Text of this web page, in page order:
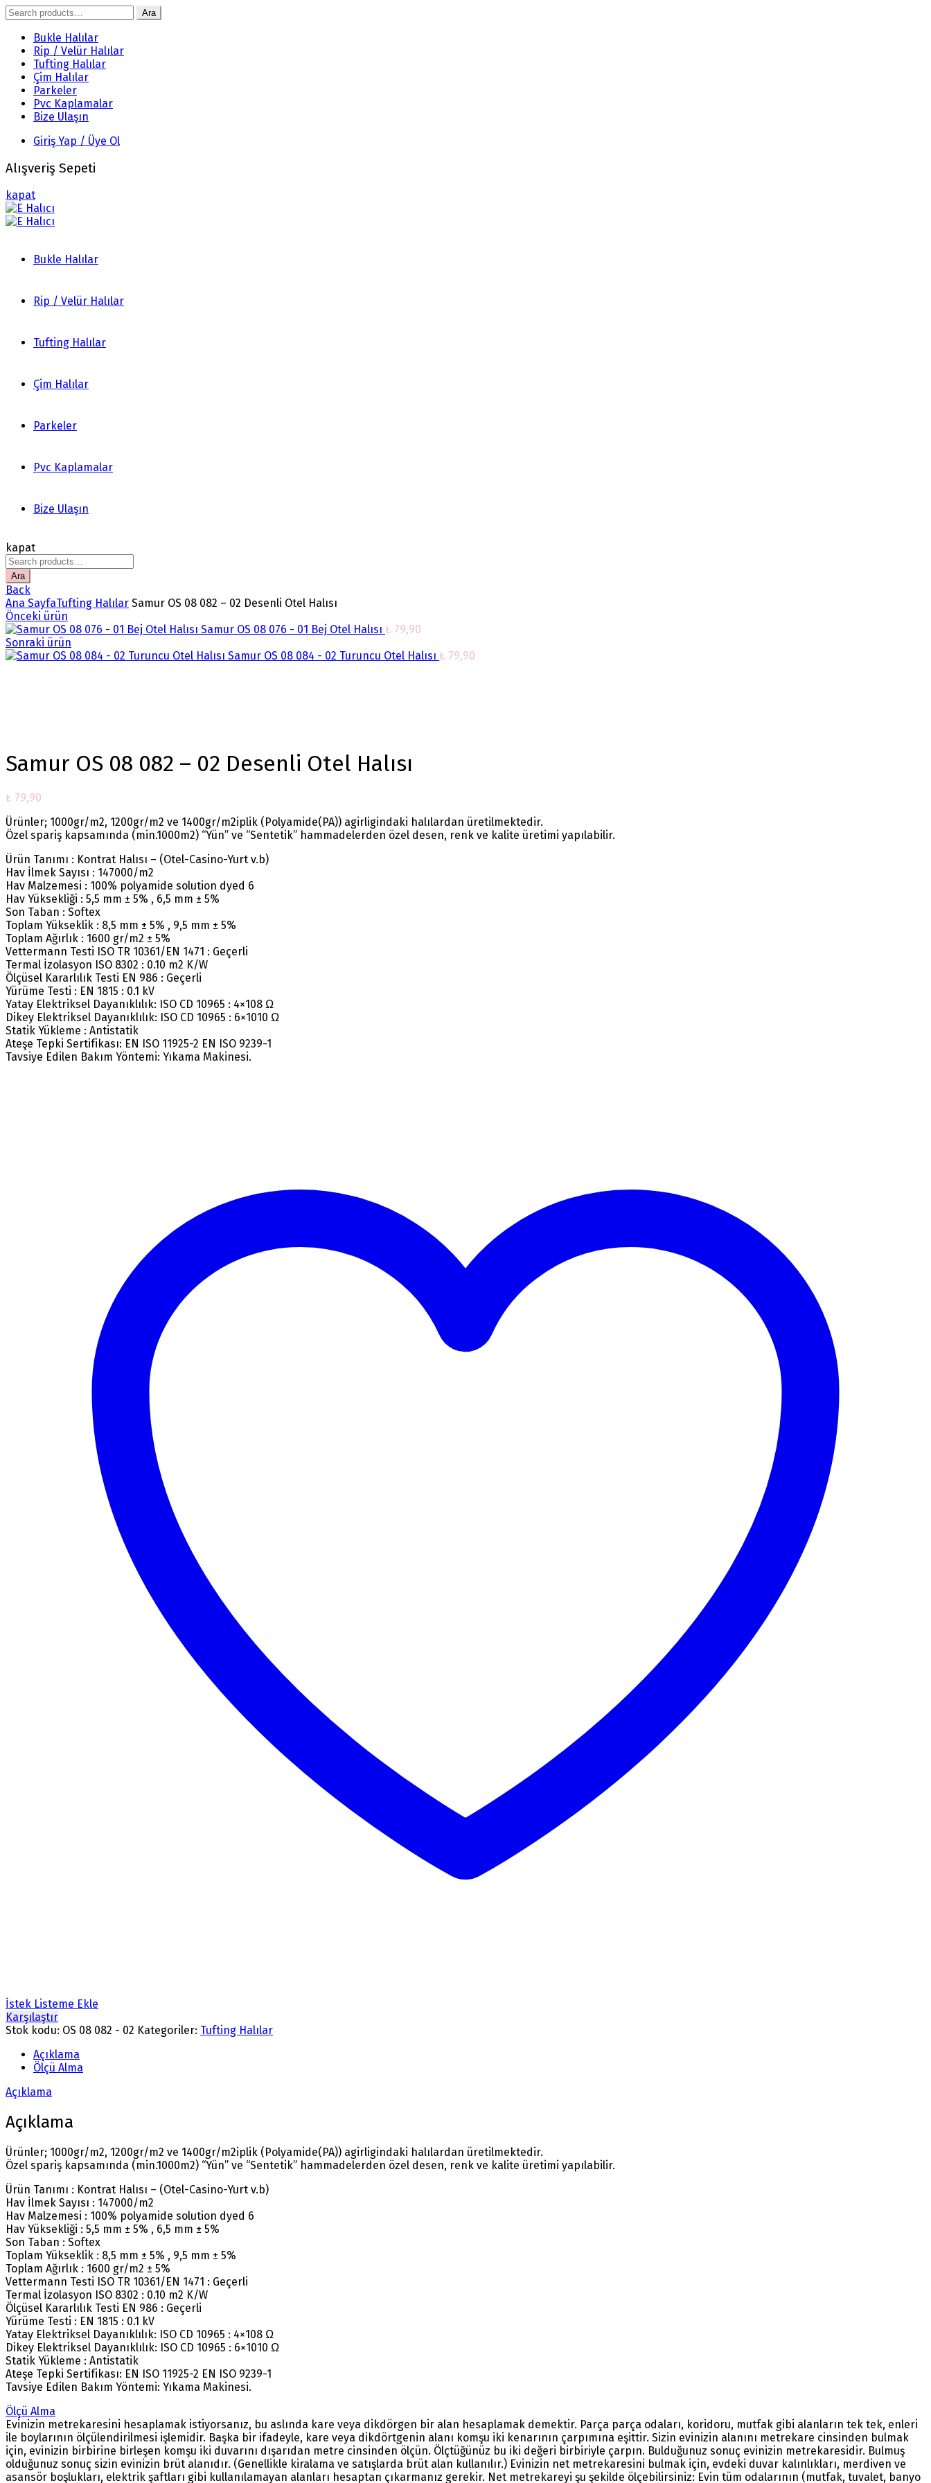
Search
for:
Ara
Bukle Halılar
Rip / Velür Halılar
Tufting Halılar
Çim Halılar
Parkeler
Pvc Kaplamalar
Bize Ulaşın
Giriş Yap / Üye Ol
Alışveriş Sepeti
kapat
Bukle Halılar
Rip / Velür Halılar
Tufting Halılar
Çim Halılar
Parkeler
Pvc Kaplamalar
Bize Ulaşın
kapat
Search
for:
Ara
Back
Ana SayfaTufting Halılar Samur OS 08 082 – 02 Desenli Otel Halısı
Önceki ürün
Samur OS 08 076 - 01 Bej Otel Halısı ₺ 79,90
Sonraki ürün
Samur OS 08 084 - 02 Turuncu Otel Halısı ₺ 79,90
Samur OS 08 082 – 02 Desenli Otel Halısı
₺ 79,90
Ürünler; 1000gr/m2, 1200gr/m2 ve 1400gr/m2iplik (Polyamide(PA)) agirligindaki halılardan üretilmektedir.
Özel spariş kapsamında (min.1000m2) “Yün” ve “Sentetik” hammadelerden özel desen, renk ve kalite üretimi yapılabilir.
Ürün Tanımı : Kontrat Halısı – (Otel-Casino-Yurt v.b)
Hav İlmek Sayısı : 147000/m2
Hav Malzemesi : 100% polyamide solution dyed 6
Hav Yüksekliği : 5,5 mm ± 5% , 6,5 mm ± 5%
Son Taban : Softex
Toplam Yükseklik : 8,5 mm ± 5% , 9,5 mm ± 5%
Toplam Ağırlık : 1600 gr/m2 ± 5%
Vettermann Testi ISO TR 10361/EN 1471 : Geçerli
Termal İzolasyon ISO 8302 : 0.10 m2 K/W
Ölçüsel Kararlılık Testi EN 986 : Geçerli
Yürüme Testi : EN 1815 : 0.1 kV
Yatay Elektriksel Dayanıklılık: ISO CD 10965 : 4×108 Ω
Dikey Elektriksel Dayanıklılık: ISO CD 10965 : 6×1010 Ω
Statik Yükleme : Antistatik
Ateşe Tepki Sertifikası: EN ISO 11925-2 EN ISO 9239-1
Tavsiye Edilen Bakım Yöntemi: Yıkama Makinesi.
İstek Listeme Ekle
Karşılaştır
Stok kodu: OS 08 082 - 02 Kategoriler: Tufting Halılar
Açıklama
Ölçü Alma
Açıklama
Açıklama
Ürünler; 1000gr/m2, 1200gr/m2 ve 1400gr/m2iplik (Polyamide(PA)) agirligindaki halılardan üretilmektedir.
Özel spariş kapsamında (min.1000m2) “Yün” ve “Sentetik” hammadelerden özel desen, renk ve kalite üretimi yapılabilir.
Ürün Tanımı : Kontrat Halısı – (Otel-Casino-Yurt v.b)
Hav İlmek Sayısı : 147000/m2
Hav Malzemesi : 100% polyamide solution dyed 6
Hav Yüksekliği : 5,5 mm ± 5% , 6,5 mm ± 5%
Son Taban : Softex
Toplam Yükseklik : 8,5 mm ± 5% , 9,5 mm ± 5%
Toplam Ağırlık : 1600 gr/m2 ± 5%
Vettermann Testi ISO TR 10361/EN 1471 : Geçerli
Termal İzolasyon ISO 8302 : 0.10 m2 K/W
Ölçüsel Kararlılık Testi EN 986 : Geçerli
Yürüme Testi : EN 1815 : 0.1 kV
Yatay Elektriksel Dayanıklılık: ISO CD 10965 : 4×108 Ω
Dikey Elektriksel Dayanıklılık: ISO CD 10965 : 6×1010 Ω
Statik Yükleme : Antistatik
Ateşe Tepki Sertifikası: EN ISO 11925-2 EN ISO 9239-1
Tavsiye Edilen Bakım Yöntemi: Yıkama Makinesi.
Ölçü Alma
Evinizin metrekaresini hesaplamak istiyorsanız, bu aslında kare veya dikdörgen bir alan hesaplamak demektir. Parça parça odaları, koridoru, mutfak gibi alanların tek tek, enleri
ile boylarının ölçülendirilmesi işlemidir. Başka bir ifadeyle, kare veya dikdörtgenin alanı komşu iki kenarının çarpımına eşittir. Sizin evinizin alanını metrekare cinsinden bulmak
için, evinizin birbirine birleşen komşu iki duvarını dışarıdan metre cinsinden ölçün. Ölçtüğünüz bu iki değeri birbiriyle çarpın. Bulduğunuz sonuç evinizin metrekaresidir. Bulmuş
olduğunuz sonuç sizin evinizin brüt alanıdır. (Genellikle kiralama ve satışlarda brüt alan kullanılır.) Evinizin net metrekaresini bulmak için, evdeki duvar kalınlıkları, merdiven ve
asansör boşlukları, elektrik şaftları gibi kullanılamayan alanları hesaptan çıkarmanız gerekir. Net metrekareyi şu şekilde ölçebilirsiniz: Evin tüm odalarının (mutfak, tuvalet, banyo